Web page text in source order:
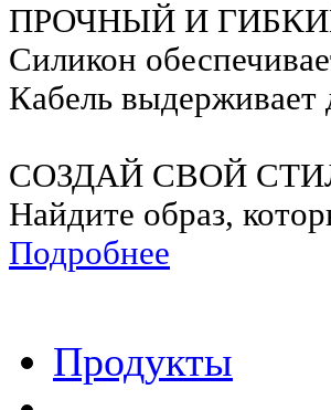
ПРОЧНЫЙ И
Силикон
Кабель выдерживает
СОЗДАЙ СВОЙ
Найдите образ,
Подробнее
Продукты